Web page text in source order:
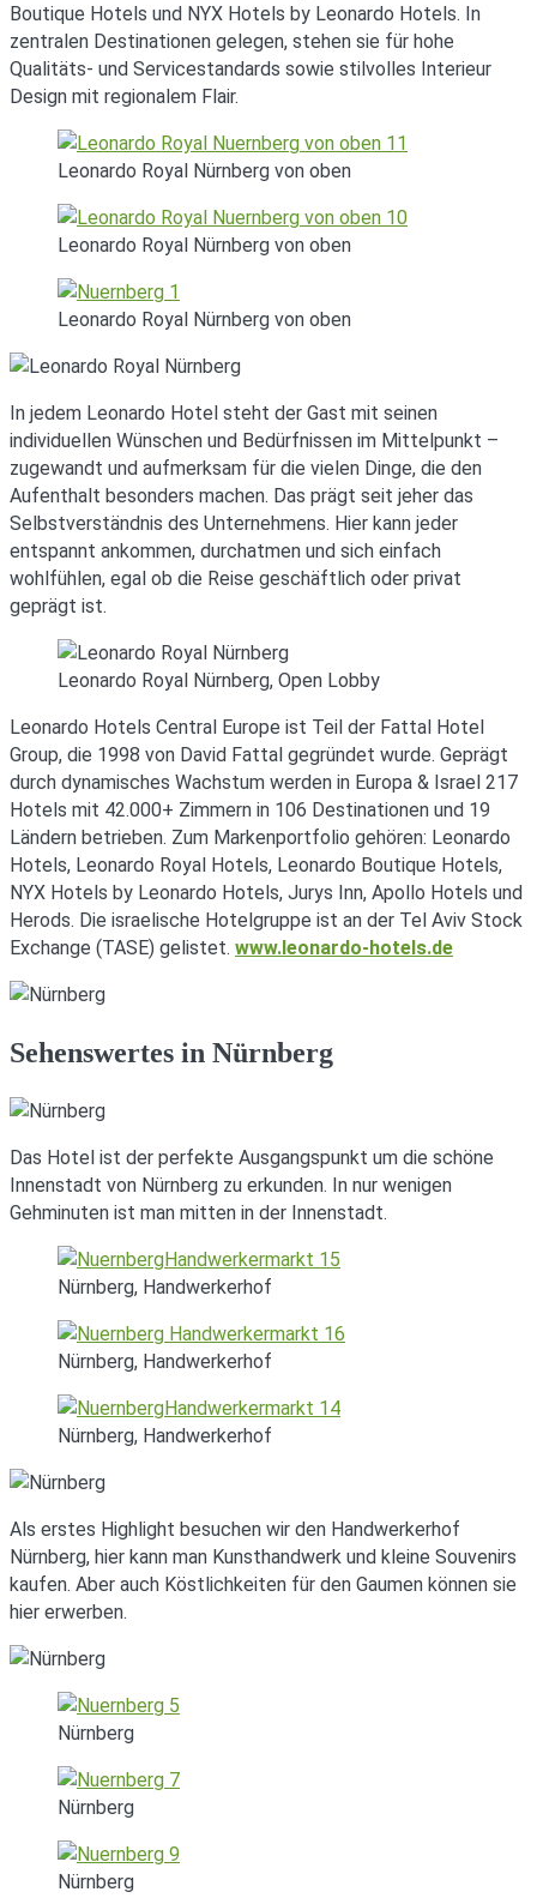
Boutique Hotels und NYX Hotels by Leonardo Hotels. In
zentralen Destinationen gelegen, stehen sie für hohe
Qualitäts- und Servicestandards sowie stilvolles Interieur
Design mit regionalem Flair.
Leonardo Royal Nürnberg von oben
Leonardo Royal Nürnberg von oben
Leonardo Royal Nürnberg von oben
In jedem Leonardo Hotel steht der Gast mit seinen
individuellen Wünschen und Bedürfnissen im Mittelpunkt –
zugewandt und aufmerksam für die vielen Dinge, die den
Aufenthalt besonders machen. Das prägt seit jeher das
Selbstverständnis des Unternehmens. Hier kann jeder
entspannt ankommen, durchatmen und sich einfach
wohlfühlen, egal ob die Reise geschäftlich oder privat
geprägt ist.
Leonardo Royal Nürnberg, Open Lobby
Leonardo Hotels Central Europe ist Teil der Fattal Hotel
Group, die 1998 von David Fattal gegründet wurde. Geprägt
durch dynamisches Wachstum werden in Europa & Israel 217
Hotels mit 42.000+ Zimmern in 106 Destinationen und 19
Ländern betrieben. Zum Markenportfolio gehören: Leonardo
Hotels, Leonardo Royal Hotels, Leonardo Boutique Hotels,
NYX Hotels by Leonardo Hotels, Jurys Inn, Apollo Hotels und
Herods. Die israelische Hotelgruppe ist an der Tel Aviv Stock
Exchange (TASE) gelistet. www.leonardo-hotels.de
Sehenswertes in Nürnberg
Das Hotel ist der perfekte Ausgangspunkt um die schöne
Innenstadt von Nürnberg zu erkunden. In nur wenigen
Gehminuten ist man mitten in der Innenstadt.
Nürnberg, Handwerkerhof
Nürnberg, Handwerkerhof
Nürnberg, Handwerkerhof
Als erstes Highlight besuchen wir den Handwerkerhof
Nürnberg, hier kann man Kunsthandwerk und kleine Souvenirs
kaufen. Aber auch Köstlichkeiten für den Gaumen können sie
hier erwerben.
Nürnberg
Nürnberg
Nürnberg